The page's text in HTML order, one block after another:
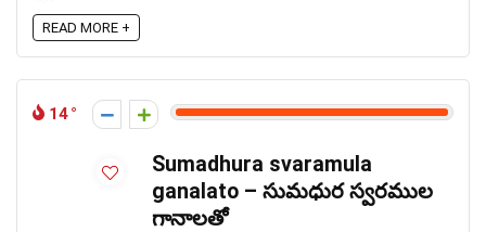
READ MORE +
14
Sumadhura svaramula
ganalato – సుమధుర స్వరముల
గానాలతో